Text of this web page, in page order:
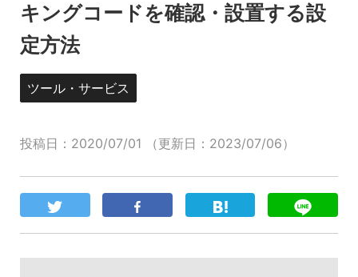
キングコードを確認・設置する設
定方法
ツール・サービス
投稿日： 2020/07/01 （更新日： 2023/07/06）